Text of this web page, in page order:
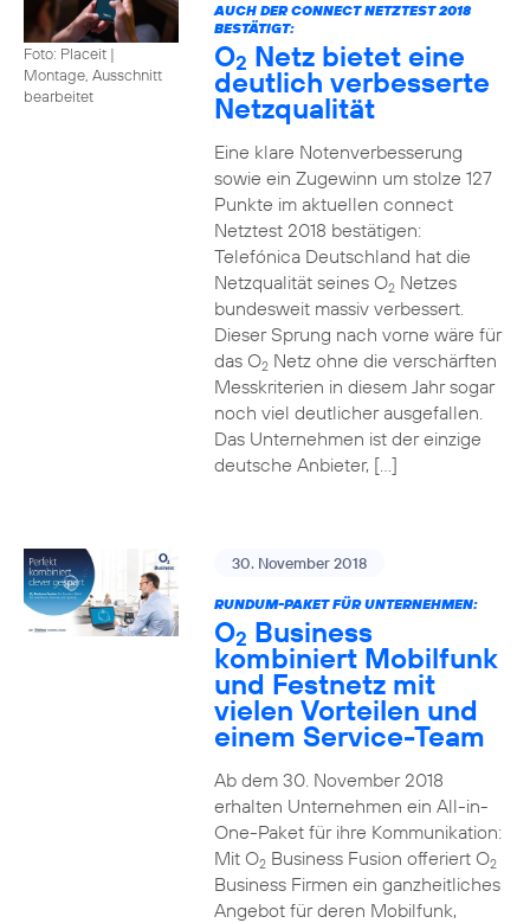
Foto: Placeit |
Montage, Ausschnitt
bearbeitet
AUCH DER CONNECT NETZTEST 2018
BESTÄTIGT:
O2 Netz bietet eine
deutlich verbesserte
Netzqualität
Eine klare Notenverbesserung
sowie ein Zugewinn um stolze 127
Punkte im aktuellen connect
Netztest 2018 bestätigen:
Telefónica Deutschland hat die
Netzqualität seines O2Netzes
bundesweit massiv verbessert.
Dieser Sprung nach vorne wäre für
das O2Netz ohne die verschärften
Messkriterien in diesem Jahr sogar
noch viel deutlicher ausgefallen.
Das Unternehmen ist der einzige
deutsche Anbieter, […]
30. November 2018
RUNDUM-PAKET FÜR UNTERNEHMEN:
O2 Business
kombiniert Mobilfunk
und Festnetz mit
vielen Vorteilen und
einem Service-Team
Ab dem 30. November 2018
erhalten Unternehmen ein All-in-
One-Paket für ihre Kommunikation:
Mit O2Business Fusion offeriert O2
Business Firmen ein ganzheitliches
Angebot für deren Mobilfunk,